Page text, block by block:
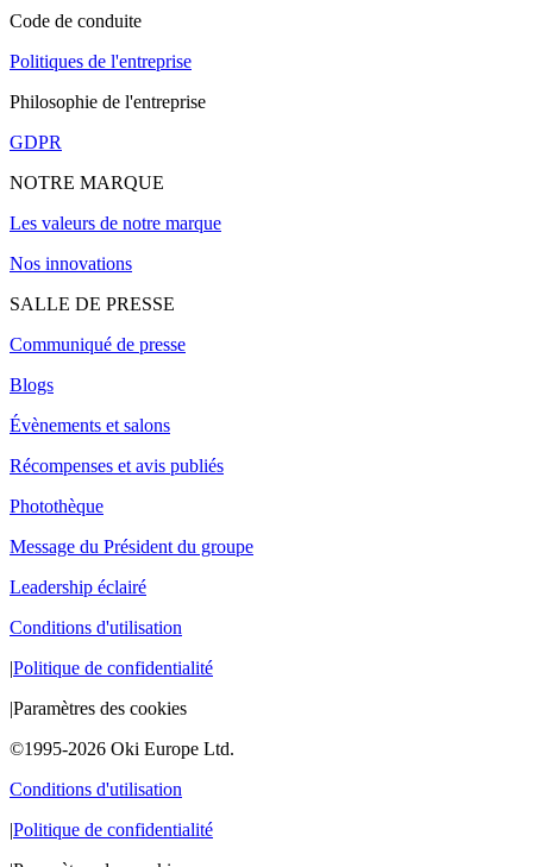
Code de conduite
Politiques de l'entreprise
Philosophie de l'entreprise
GDPR
NOTRE MARQUE
Les valeurs de notre marque
Nos innovations
SALLE DE PRESSE
Communiqué de presse
Blogs
Évènements et salons
Récompenses et avis publiés
Photothèque
Message du Président du groupe
Leadership éclairé
Conditions d'utilisation
|Politique de confidentialité
|Paramètres des cookies
©1995-2026 Oki Europe Ltd.
Conditions d'utilisation
|Politique de confidentialité